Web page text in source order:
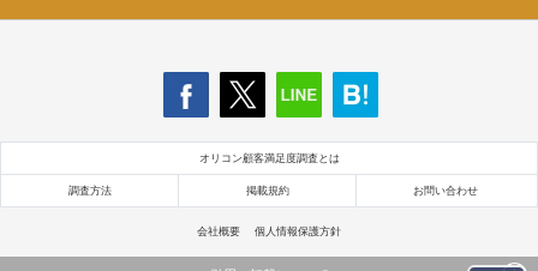
オリコン顧客満足度調査とは
調査方法 掲載規約 お問い合わせ
会社概要 個人情報保護方針